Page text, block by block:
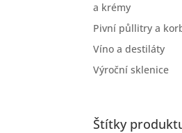
a krémy
Pivní půllitry a
Víno a destiláty
Výroční sklenice
Štítky